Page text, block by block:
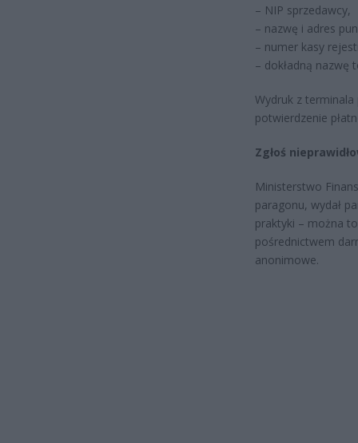
– NIP sprzedawcy,
– nazwę i adres
– numer kasy
– dokładną nazwę
Wydruk z
potwierdzenie
Zgłoś
Ministerstwo
paragonu, wydał
praktyki – można
pośrednictwem
anonimowe.